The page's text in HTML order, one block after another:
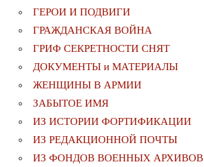
ГЕРОИ И ПОДВИГИ
ГРАЖДАНСКАЯ ВОЙНА
ГРИФ СЕКРЕТНОСТИ СНЯТ
ДОКУМЕНТЫ и МАТЕРИАЛЫ
ЖЕНЩИНЫ В АРМИИ
ЗАБЫТОЕ ИМЯ
ИЗ ИСТОРИИ ФОРТИФИКАЦИИ
ИЗ РЕДАКЦИОННОЙ ПОЧТЫ
ИЗ ФОНДОВ ВОЕННЫХ АРХИВОВ